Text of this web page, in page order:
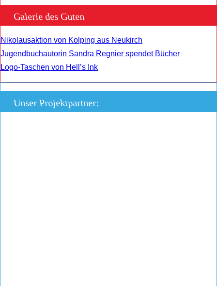
Galerie des Guten
Nikolausaktion von Kolping aus Neukirch
Jugendbuchautorin Sandra Regnier spendet Bücher
Logo-Taschen von Hell’s Ink
Unser Projektpartner: